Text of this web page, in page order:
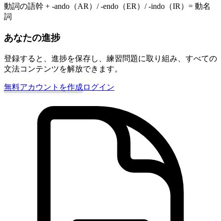
動詞の語幹 + -ando（AR）/ -endo（ER）/ -indo（IR）= 動名
詞
あなたの進捗
登録すると、進捗を保存し、練習問題に取り組み、すべての
文法コンテンツを解放できます。
無料アカウントを作成ログイン